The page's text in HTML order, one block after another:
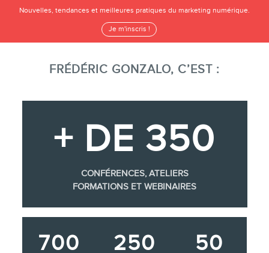
Nouvelles, tendances et meilleures pratiques du marketing numérique.
Je m'inscris !
FRÉDÉRIC GONZALO, C’EST :
+ DE 350
CONFÉRENCES, ATELIERS
FORMATIONS ET WEBINAIRES
700 250 50